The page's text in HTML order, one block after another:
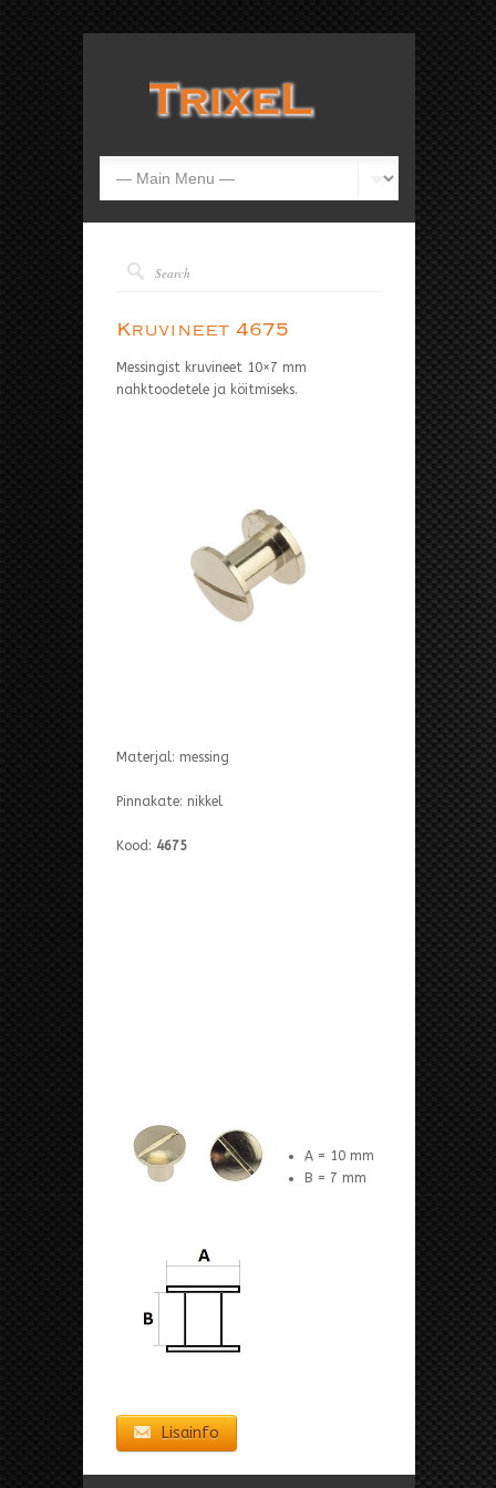
Kruvineet 4675
Messingist kruvineet 10×7 mm
nahktoodetele ja köitmiseks.
Materjal: messing
Pinnakate: nikkel
Kood: 4675
A = 10 mm
B = 7 mm
Lisainfo